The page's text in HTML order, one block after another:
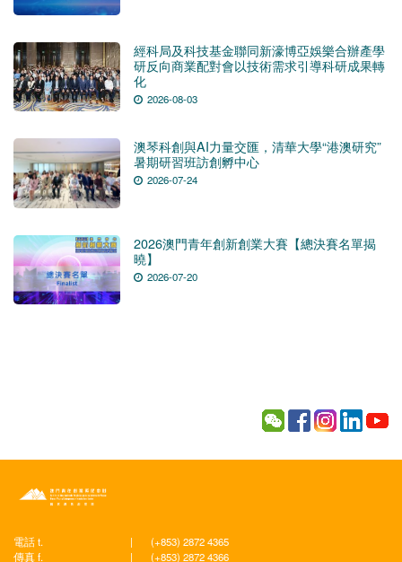
經科局及科技基金聯同新濠博亞娛樂合辦產學
研反向商業配對會以技術需求引導科研成果轉
化
2026-08-03
澳琴科創與AI力量交匯，清華大學“港澳研究”
暑期研習班訪創孵中心
2026-07-24
2026澳門青年創新創業大賽【總決賽名單揭
曉】
2026-07-20
電話 t. |
(+853) 2872 4365
傳真 f.
| (+853) 2872 4366